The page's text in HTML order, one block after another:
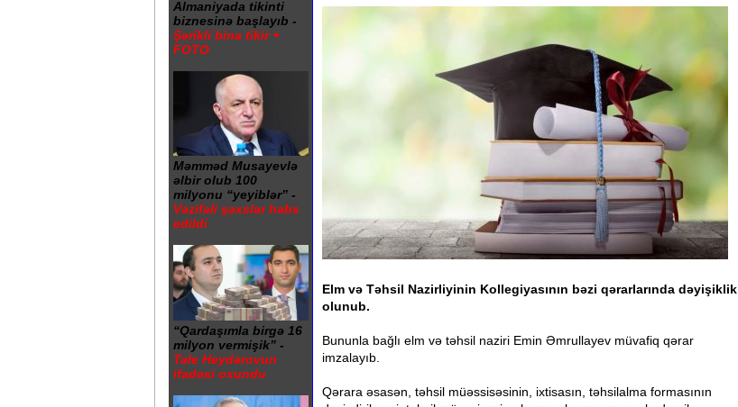
Almaniyada tikinti
biznesinə başlayıb -
Şərikli bina tikir +
FOTO
Məmməd Musayevlə
əlbir olub 100
milyonu “yeyiblər” -
Vəzifəli şəxslər həbs
edildi
“Qardaşımla birgə 16
milyon vermişik” -
Tale Heydərovun
ifadəsi oxundu
Elm və Təhsil Nazirliyinin Kollegiyasının bəzi qərarlarında dəyişiklik
olunub.
Bununla bağlı elm və təhsil naziri Emin Əmrullayev müvafiq qərar
imzalayıb.
Qərara əsasən, təhsil müəssisəsinin, ixtisasın, təhsilalma formasının